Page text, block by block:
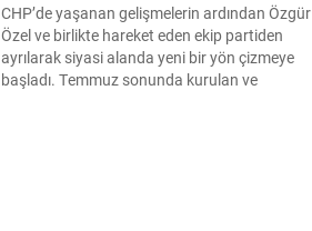
CHP’de yaşanan gelişmelerin ardından Özgür
Özel ve birlikte hareket eden ekip partiden
ayrılarak siyasi alanda yeni bir yön çizmeye
başladı. Temmuz sonunda kurulan ve